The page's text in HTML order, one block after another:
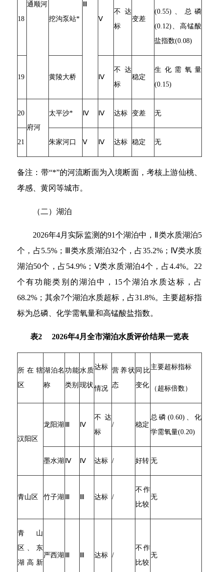
通顺河
18
挖沟泵站* Ⅴ
不达
标
变差
(0.55)、总磷
(0.12)、高锰酸
盐指数(0.08)
19 黄陵大桥 Ⅳ
不达
标
稳定
生化需氧量
(0.15)
20
府河
太平沙* Ⅳ Ⅳ 达标 变差 无
21 朱家河口 Ⅴ Ⅳ 达标 稳定 无
备注：带“*”的河流断面为入境断面，考核上游仙桃、
孝感、黄冈等城市。
（二）湖泊
2026年4月实际监测的91个湖泊中，Ⅱ类水质湖泊5
个，占5.5%；Ⅲ类水质湖泊32个，占35.2%；Ⅳ类水质
湖泊50个，占54.9%；Ⅴ类水质湖泊4个，占4.4%。22
个有功能类别的湖泊中，15个湖泊水质达标，占
68.2%；其余7个湖泊水质超标，占31.8%。主要超标指
标为总磷、化学需氧量和高锰酸盐指数。
表2 2026年4月全市湖泊水质评价结果一览表
所在辖
区
湖泊名
称
功能
类别
水质
现状
达标
情况
营养状
态
同比
变化
主要超标指标
（超标倍数）
汉阳区
龙阳湖 Ⅳ
不达
标
/ 稳定
总磷(0.60)、化
学需氧量(0.20)
墨水湖 Ⅳ Ⅳ 达标 / 好转 无
青山区 竹子湖 达标 /
不作
比较
无
青山
区、东
湖高新
严西湖 达标 /
不作
比较
无